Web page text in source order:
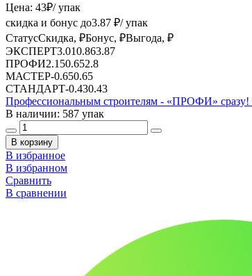
Цена: 43₽/ упак
скидка и бонус до3.87 ₽/ упак
СтатусСкидка, ₽Бонус, ₽Выгода, ₽
ЭКСПЕРТ3.010.863.87
ПРОФИ2.150.652.8
МАСТЕР-0.650.65
СТАНДАРТ-0.430.43
Профессиональным строителям - «ПРОФИ» сразу!
В наличии: 587 упак
В корзину
В избранное
В избранном
Сравнить
В сравнении